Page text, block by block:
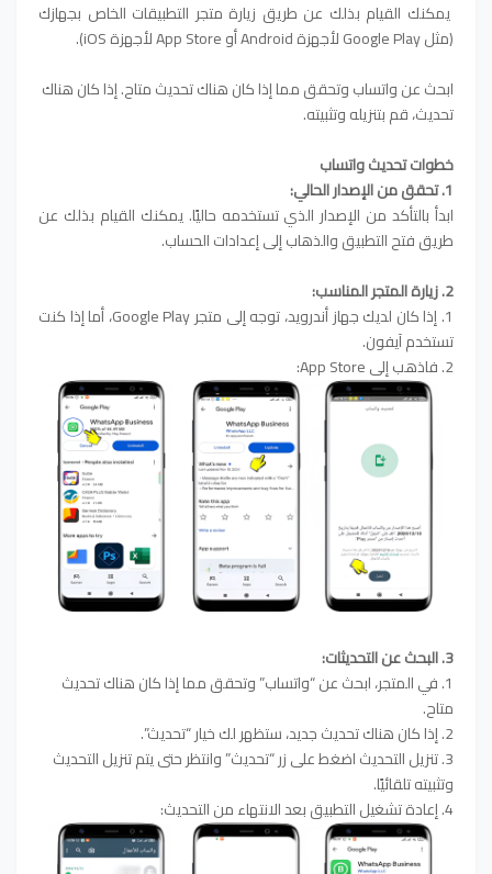
يمكنك القيام بذلك عن طريق زيارة متجر التطبيقات الخاص بجهازك
(مثل Google Play لأجهزة Android أو App Store لأجهزة iOS).
ابحث عن واتساب وتحقق مما إذا كان هناك تحديث متاح. إذا كان هناك
تحديث، قم بتنزيله وتثبيته.
خطوات تحديث واتساب
1. تحقق من الإصدار الحالي:
ابدأ بالتأكد من الإصدار الذي تستخدمه حاليًا. يمكنك القيام بذلك عن
طريق فتح التطبيق والذهاب إلى إعدادات الحساب.
2. زيارة المتجر المناسب:
1. إذا كان لديك جهاز أندرويد، توجه إلى متجر Google Play، أما إذا كنت
تستخدم آيفون.
2. فاذهب إلى App Store:
3. البحث عن التحديثات:
1. في المتجر، ابحث عن “واتساب” وتحقق مما إذا كان هناك تحديث
متاح.
2. إذا كان هناك تحديث جديد، ستظهر لك خيار “تحديث”.
3. تنزيل التحديث اضغط على زر “تحديث” وانتظر حتى يتم تنزيل التحديث
وتثبيته تلقائيًا.
4. إعادة تشغيل التطبيق بعد الانتهاء من التحديث: